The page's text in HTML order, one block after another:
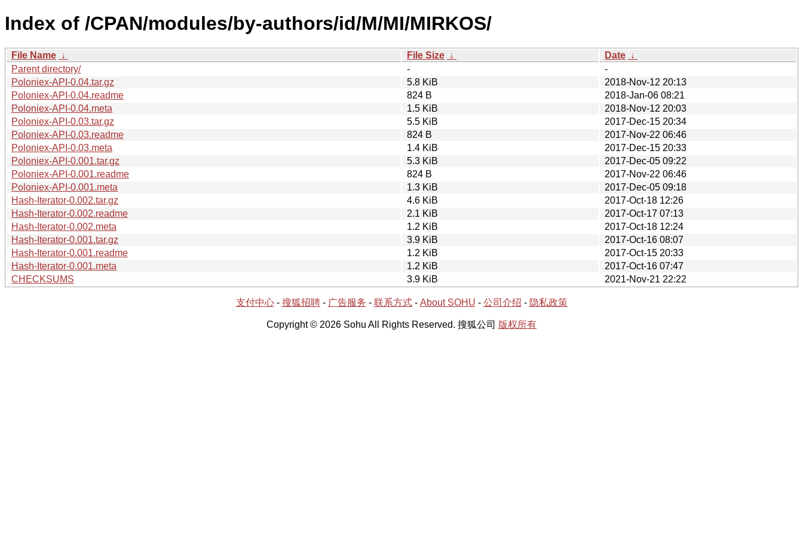
Index of /CPAN/modules/by-authors/id/M/MI/MIRKOS/
File Name ↓ File Size ↓ Date ↓
Parent directory/
-
-
Poloniex-API-0.04.tar.gz
5.8 KiB
2018-Nov-12 20:13
Poloniex-API-0.04.readme
824 B
2018-Jan-06 08:21
Poloniex-API-0.04.meta
1.5 KiB
2018-Nov-12 20:03
Poloniex-API-0.03.tar.gz
5.5 KiB
2017-Dec-15 20:34
Poloniex-API-0.03.readme
824 B
2017-Nov-22 06:46
Poloniex-API-0.03.meta
1.4 KiB
2017-Dec-15 20:33
Poloniex-API-0.001.tar.gz
5.3 KiB
2017-Dec-05 09:22
Poloniex-API-0.001.readme
824 B
2017-Nov-22 06:46
Poloniex-API-0.001.meta
1.3 KiB
2017-Dec-05 09:18
Hash-Iterator-0.002.tar.gz
4.6 KiB
2017-Oct-18 12:26
Hash-Iterator-0.002.readme
2.1 KiB
2017-Oct-17 07:13
Hash-Iterator-0.002.meta
1.2 KiB
2017-Oct-18 12:24
Hash-Iterator-0.001.tar.gz
3.9 KiB
2017-Oct-16 08:07
Hash-Iterator-0.001.readme
1.2 KiB
2017-Oct-15 20:33
Hash-Iterator-0.001.meta
1.2 KiB
2017-Oct-16 07:47
CHECKSUMS
3.9 KiB 2021-Nov-21 22:22
支付中心- 搜狐招聘- 广告服务 - 联系方式- About SOHU - 公司介绍 - 隐私政策
Copyright © 2026 Sohu All Rights Reserved. 搜狐公司 版权所有